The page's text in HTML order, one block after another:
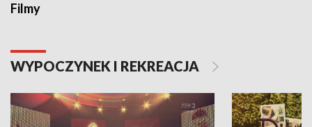
Filmy
WYPOCZYNEK I REKREACJA